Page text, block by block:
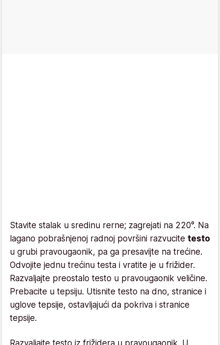
Stavite stalak u sredinu rerne; zagrejati na 220°. Na
lagano pobrašnjenoj radnoj površini razvucite testo
u grubi pravougaonik, pa ga presavijte na trećine.
Odvojite jednu trećinu testa i vratite je u frižider.
Razvaljajte preostalo testo u pravougaonik veličine.
Prebacite u tepsiju. Utisnite testo na dno, stranice i
uglove tepsije, ostavljajući da pokriva i stranice
tepsije.
Razvaljajte testo iz frižidera u pravougaonik. U